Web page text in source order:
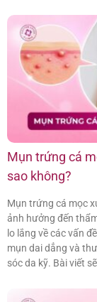
Mụn trứng cá
sao không?
Mụn trứng cá mọc
ảnh hưởng đến
lo lắng về các vấn
mụn dai dẳng và
sóc da kỹ. Bài viết